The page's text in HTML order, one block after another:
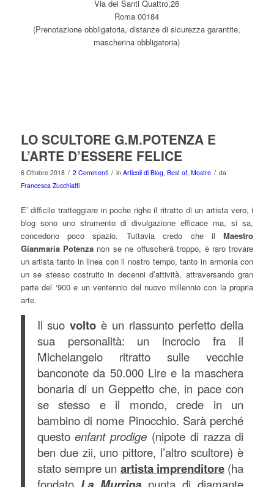
Via dei Santi Quattro,26
Roma 00184
(Prenotazione obbligatoria, distanze di sicurezza garantite,
mascherina obbligatoria)
LO SCULTORE G.M.POTENZA E
L’ARTE D’ESSERE FELICE
6 Ottobre 2018 / 2 Commenti / in Articoli di Blog, Best of, Mostre / da
Francesca Zucchiatti
E’ difficile tratteggiare in poche righe il ritratto di un artista vero, i
blog sono uno strumento di divulgazione efficace ma, si sa,
concedono poco spazio. Tuttavia credo che ilMaestro
Gianmaria Potenza non se ne offuscherà troppo, è raro trovare
un artista tanto in linea con il nostro tempo, tanto in armonia con
un se stesso costruito in decenni d’attività, attraversando gran
parte del ‘900 e un ventennio del nuovo millennio con la propria
arte.
Il suovolto è un riassunto perfetto della
sua personalità: un incrocio fra il
Michelangelo ritratto sulle vecchie
banconote da 50.000 Lire e la maschera
bonaria di un Geppetto che, in pace con
se stesso e il mondo, crede in un
bambino di nome Pinocchio. Sarà perché
questoenfant prodige (nipote di razza di
ben due zii, uno pittore, l’altro scultore) è
stato sempre un artista imprenditore (ha
fondato
punta di diamante